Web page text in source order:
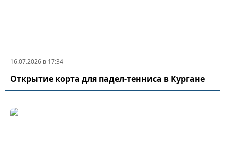
16.07.2026 в 17:34
Открытие корта для падел-тенниса в Кургане